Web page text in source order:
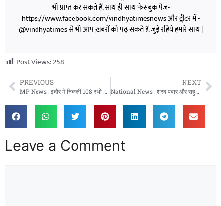
भी प्राप्त कर सकते हैं. साथ ही साथ फेसबुक पेज-
https://www.facebook.com/vindhyatimesnews और ट्वीटर में -
@vindhyatimes से भी आप ख़बरों को पढ़ सकते हैं. जुड़े रहिये हमारे साथ |
Post Views:258
PREVIOUS
MP News : इंदौर में निकली 108 रथों की यात्रा, सोने चांदी से बने रथ
NEXT
National News : शरद पवार और राहुल गाँधी के हेलीकॉप्टर की तलाशी, संजय राउत के बैग की हुई जांच
Leave a Comment